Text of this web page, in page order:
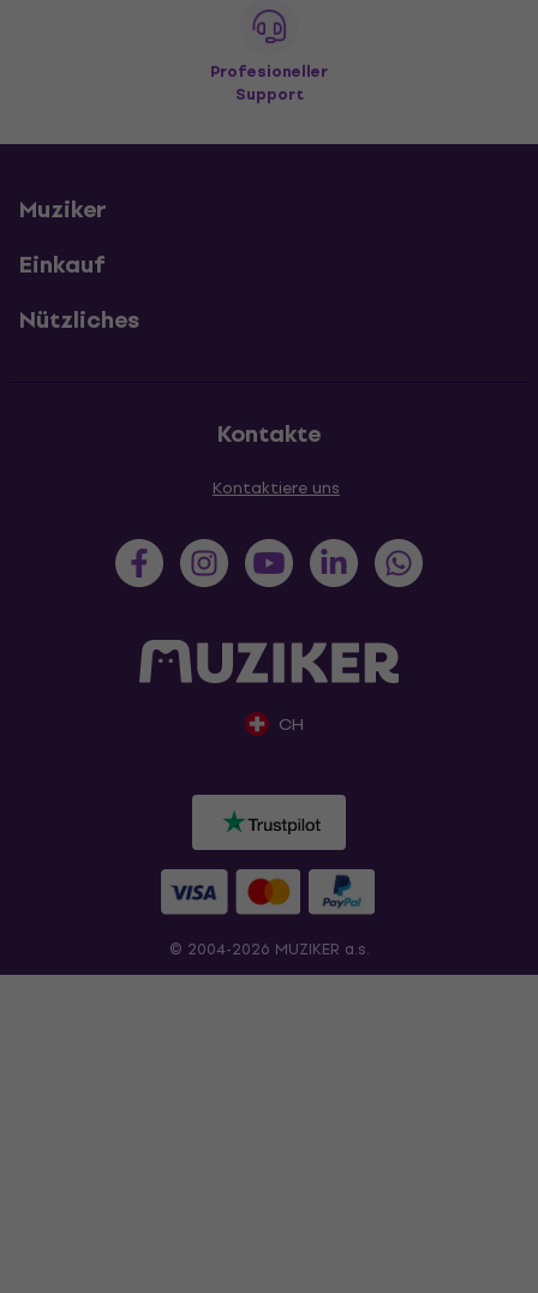
Profesioneller
Support
Muziker
Einkauf
Nützliches
Kontakte
Kontaktiere uns
CH
© 2004-2026 MUZIKER a.s.